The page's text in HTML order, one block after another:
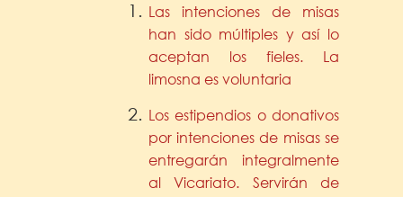
Las intenciones de misas
han sido múltiples y así lo
aceptan los fieles. La
limosna es voluntaria
Los estipendios o donativos
por intenciones de misas se
entregarán integralmente
al Vicariato. Servirán de